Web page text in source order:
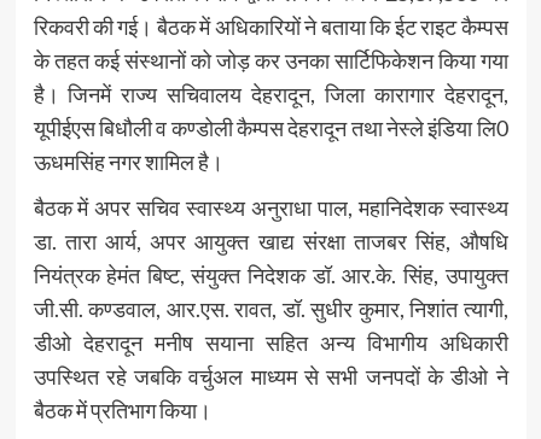
रिकवरी की गई। बैठक में अधिकारियों ने बताया कि ईट राइट कैम्पस
के तहत कई संस्थानों को जोड़ कर उनका सार्टिफिकेशन किया गया
है। जिनमें राज्य सचिवालय देहरादून, जिला कारागार देहरादून,
यूपीईएस बिधौली व कण्डोली कैम्पस देहरादून तथा नेस्ले इंडिया लि0
ऊधमसिंह नगर शामिल है।
बैठक में अपर सचिव स्वास्थ्य अनुराधा पाल, महानिदेशक स्वास्थ्य
डा. तारा आर्य, अपर आयुक्त खाद्य संरक्षा ताजबर सिंह, औषधि
नियंत्रक हेमंत बिष्ट, संयुक्त निदेशक डॉ. आर.के. सिंह, उपायुक्त
जी.सी. कण्डवाल, आर.एस. रावत, डॉ. सुधीर कुमार, निशांत त्यागी,
डीओ देहरादून मनीष सयाना सहित अन्य विभागीय अधिकारी
उपस्थित रहे जबकि वर्चुअल माध्यम से सभी जनपदों के डीओ ने
बैठक में प्रतिभाग किया।